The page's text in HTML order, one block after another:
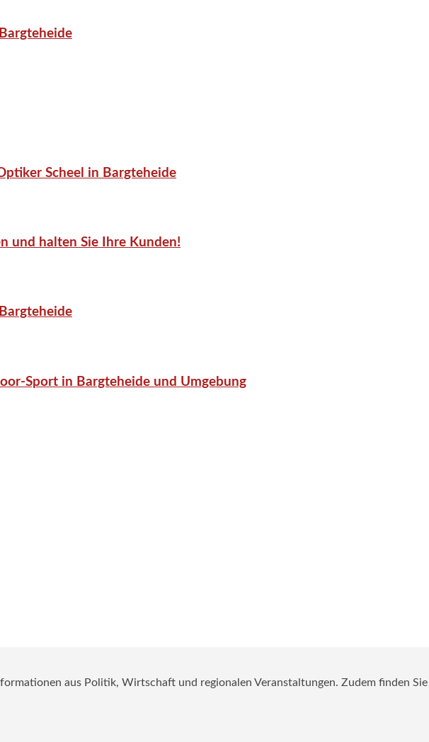
Scheel in Bargteheide
und halten Sie Ihre Kunden!
Sport in Bargteheide und Umgebung
aus Politik, Wirtschaft und regionalen Veranstaltungen. Zudem finden